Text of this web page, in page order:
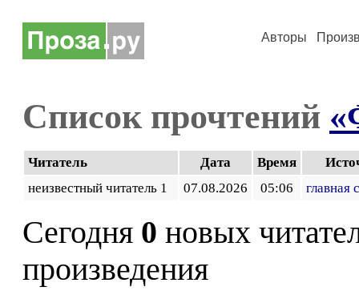
Авторы
Список прочтений
Читатель Дата Время
неизвестный читатель 1
07.08.2026 05:06 главная
Сегодня 0 новых
произведения